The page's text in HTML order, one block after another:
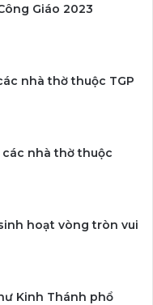
Giáo 2023
nhà thờ thuộc TGP
các nhà thờ thuộc
hoạt vòng tròn vui
Kinh Thánh phổ